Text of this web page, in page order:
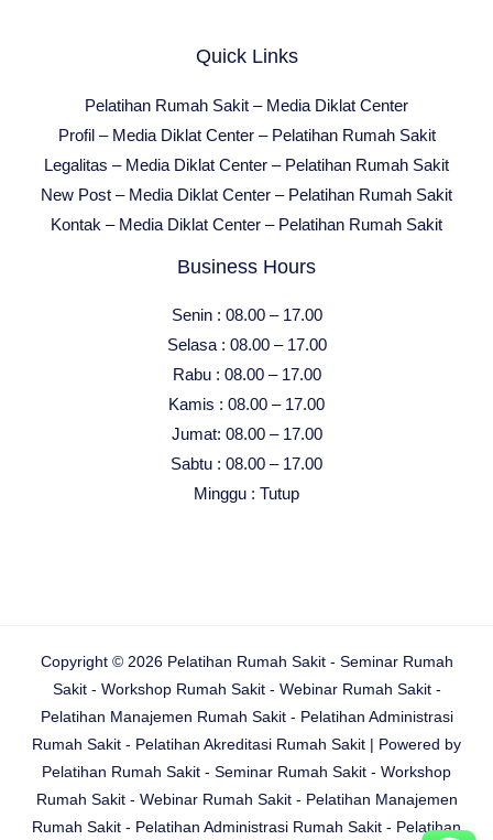
Quick Links
Pelatihan Rumah Sakit – Media Diklat Center
Profil – Media Diklat Center – Pelatihan Rumah Sakit
Legalitas – Media Diklat Center – Pelatihan Rumah Sakit
New Post – Media Diklat Center – Pelatihan Rumah Sakit
Kontak – Media Diklat Center – Pelatihan Rumah Sakit
Business Hours
Senin : 08.00 – 17.00
Selasa : 08.00 – 17.00
Rabu : 08.00 – 17.00
Kamis : 08.00 – 17.00
Jumat: 08.00 – 17.00
Sabtu : 08.00 – 17.00
Minggu : Tutup
Copyright © 2026 Pelatihan Rumah Sakit - Seminar Rumah
Sakit - Workshop Rumah Sakit - Webinar Rumah Sakit -
Pelatihan Manajemen Rumah Sakit - Pelatihan Administrasi
Rumah Sakit - Pelatihan Akreditasi Rumah Sakit | Powered by
Pelatihan Rumah Sakit - Seminar Rumah Sakit - Workshop
Rumah Sakit - Webinar Rumah Sakit - Pelatihan Manajemen
Rumah Sakit - Pelatihan Administrasi Rumah Sakit - Pelatihan